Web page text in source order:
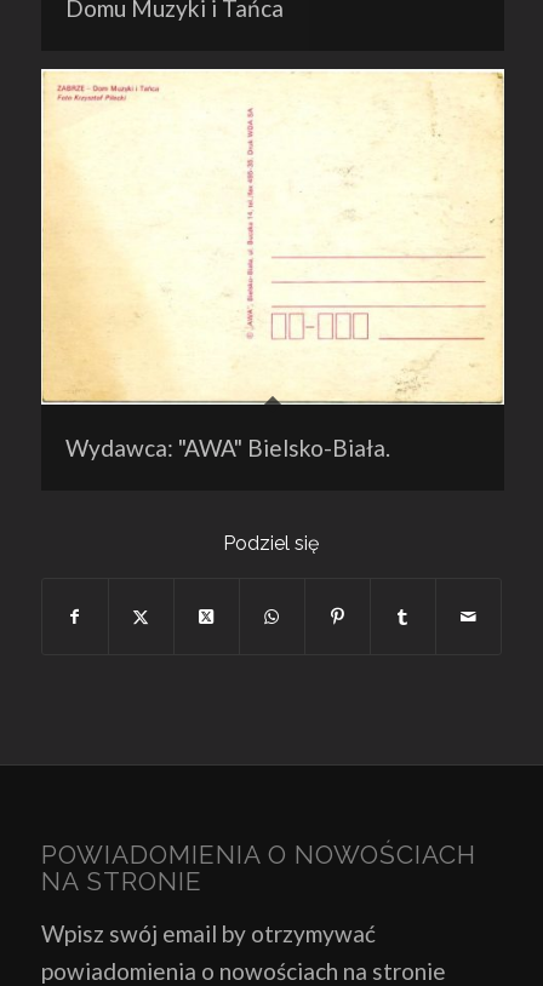
Domu Muzyki i Tańca
Wydawca: "AWA" Bielsko-Biała.
Podziel się
POWIADOMIENIA O NOWOŚCIACH
NA STRONIE
Wpisz swój email by otrzymywać
powiadomienia o nowościach na stronie